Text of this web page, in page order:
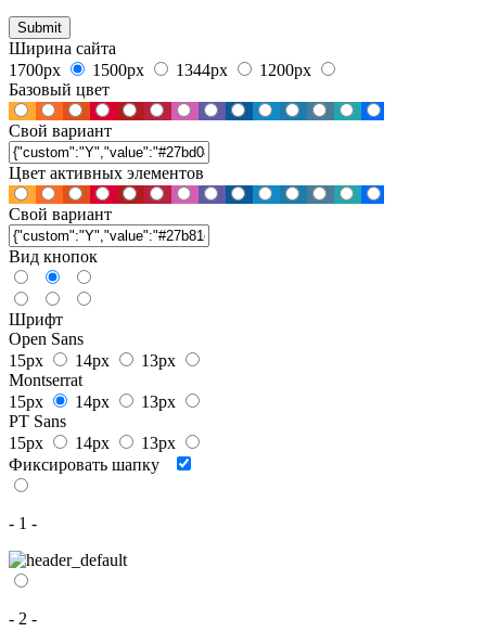
Ширина сайта
1700px
1500px 1344px
1200px
Базовый цвет
Свой вариант
Цвет активных элементов
Свой вариант
Вид кнопок
Шрифт
Open Sans
15px
14px
13px
Montserrat
15px
14px
13px
PT Sans
15px
14px
13px
Фиксировать шапку
- 1 -
- 2 -